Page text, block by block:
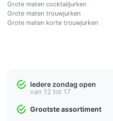
Grote maten cocktailjurken
Grote maten trouwjurken
Grote maten korte trouwjurken
Iedere zondag open
van 12 tot 17
Grootste assortiment